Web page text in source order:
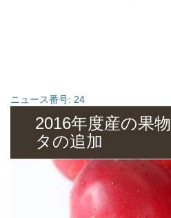
ニュース番号: 24
2016年度産の果
タの追加